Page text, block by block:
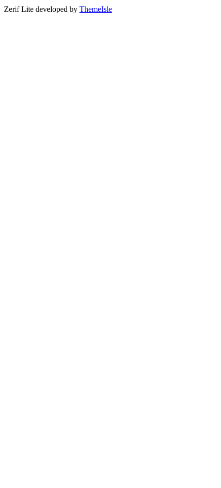
Zerif Lite developed by ThemeIsle